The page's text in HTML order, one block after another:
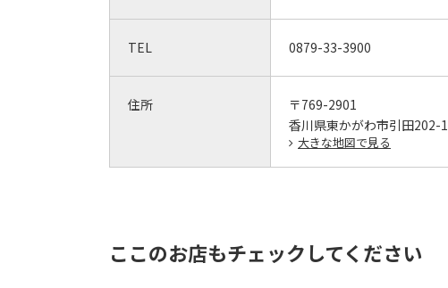
TEL 0879-33-3900
住所
〒769-2901
香川県東かがわ市引田202-1
大きな地図で見る
ここのお店もチェックしてください